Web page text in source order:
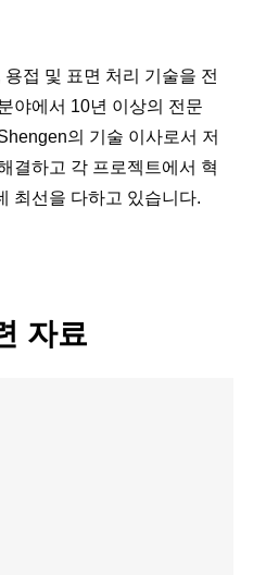
접 및 표면 처리 기술을 전
야에서 10년 이상의 전문
의 기술 이사로서 저
결하고 각 프로젝트에서 혁
최선을 다하고 있습니다.
자료